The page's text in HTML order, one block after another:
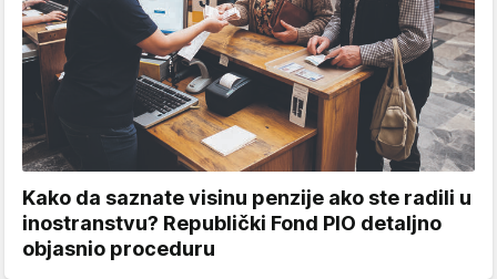
Kako da saznate visinu penzije ako ste radili u
inostranstvu? Republički Fond PIO detaljno
objasnio proceduru